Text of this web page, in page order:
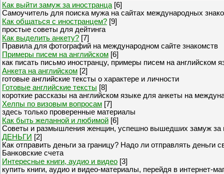
Как выйти замуж за иностранца [6]
Самоучитель для поиска мужа на сайтах международных
Как общаться с иностранцем? [9]
простые советы для дейтинга
Как выделить анкету? [7]
Правила для фотографий на международном сайте знакомств
Примеры писем на английском [6]
как писать письмо иностранцу, примеры писем на английском
Анкета на английском [2]
готовые английские тексты о характере и личности
Готовые английские тексты [8]
короткие рассказы на английском языке для анкеты на
Хелпы по визовым вопросам [7]
здесь только проверенные материалы
Как быть желанной и любимой [6]
Советы и размышления женщин, успешно вышедших замуж за
ДЕНЬГИ [2]
Как отправить деньги за границу? Надо ли отправлять деньги
Банковские счета
Интересные книги, аудио и видео [3]
купить книги, аудио и видео-материалы, перейдя в интернет-